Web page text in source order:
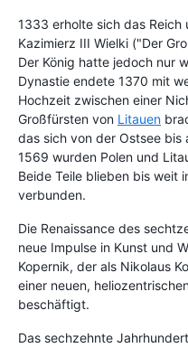
1333 erholte sich das
Kazimierz III Wielki ("Der
Der König hatte jedoch nur
Dynastie endete 1370 mit
Hochzeit zwischen einer
Großfürsten von Litauen
das sich von der Ostsee bis
1569 wurden Polen und
Beide Teile blieben bis weit
verbunden.
Die Renaissance des
neue Impulse in Kunst und
Kopernik, der als Nikolaus
einer neuen,
beschäftigt.
Das sechzehnte